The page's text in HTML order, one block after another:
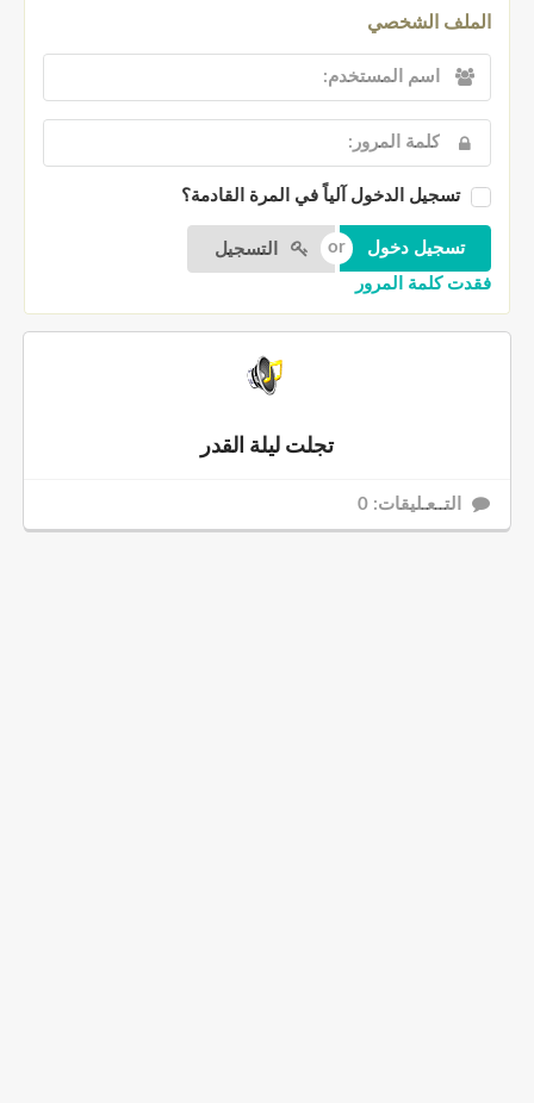
الملف الشخصي
تسجيل الدخول آلياً في المرة القادمة؟
التسجيل
فقدت كلمة المرور
تجلت ليلة القدر
التــعـليقات: 0